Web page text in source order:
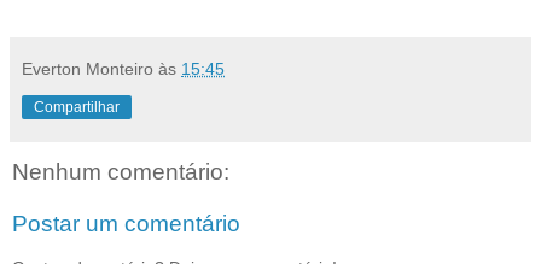
Everton Monteiro às 15:45
Compartilhar
Nenhum comentário:
Postar um comentário